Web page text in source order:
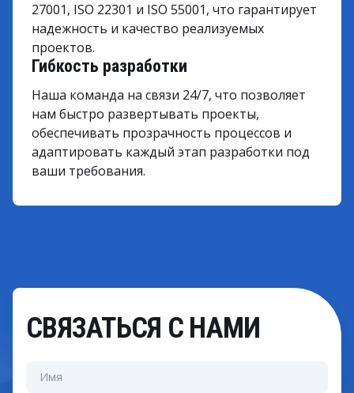
27001, ISO 22301 и ISO 55001, что гарантирует
надежность и качество реализуемых
проектов.
Гибкость разработки
Наша команда на связи 24/7, что позволяет
нам быстро развертывать проекты,
обеспечивать прозрачность процессов и
адаптировать каждый этап разработки под
ваши требования.
СВЯЗАТЬСЯ С НАМИ